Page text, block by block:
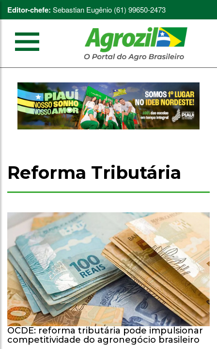
Editor-chefe: Sebastian Eugênio (61) 99650-2473
Reforma Tributária
OCDE: reforma tributária pode impulsionar
competitividade do agronegócio brasileiro